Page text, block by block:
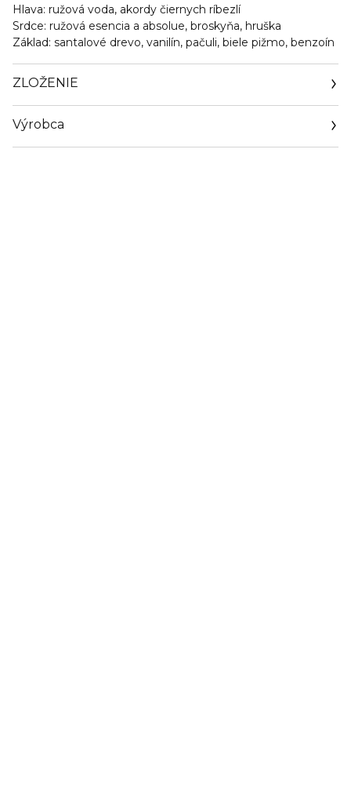
Hlava: ružová voda, akordy čiernych ríbezlí
Srdce: ružová esencia a absolue, broskyňa, hruška
Základ: santalové drevo, vanilín, pačuli, biele pižmo, benzoín
ZLOŽENIE
Výrobca